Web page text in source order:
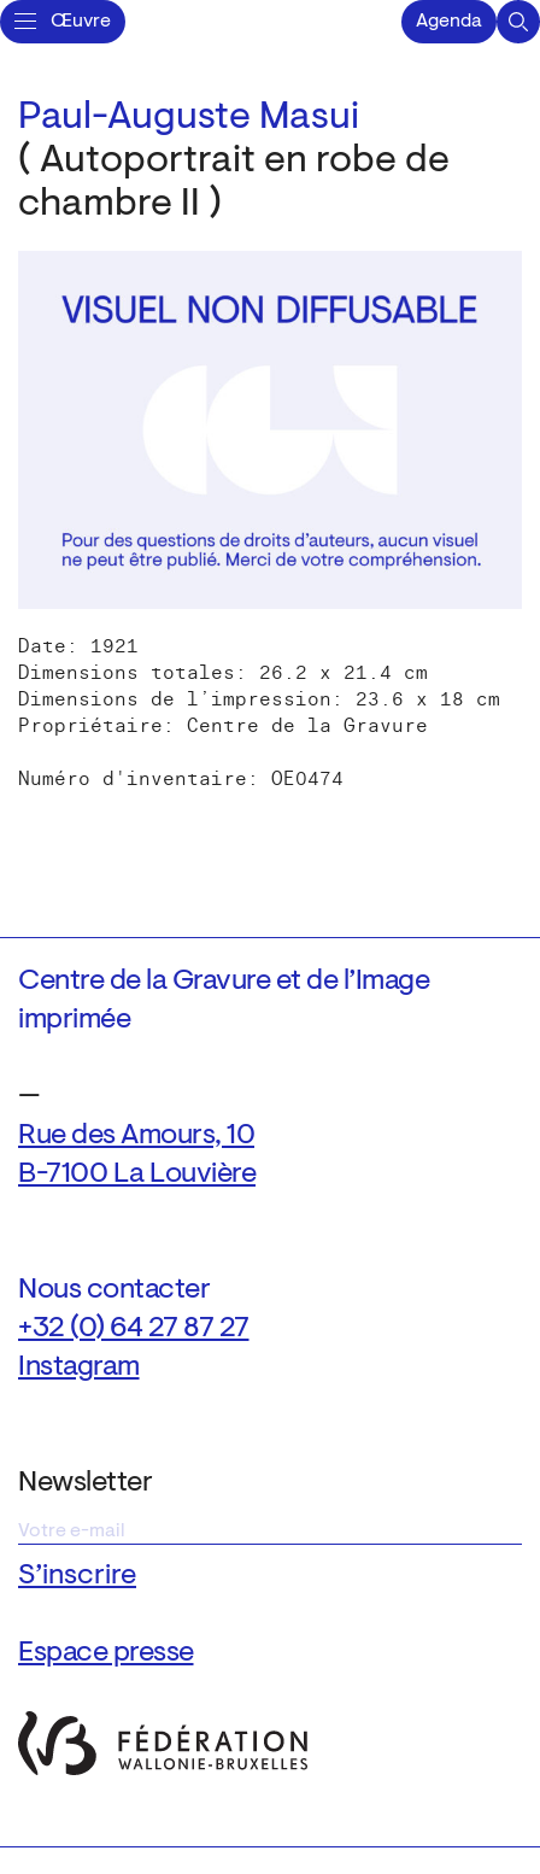
Œuvre Agenda
Paul-Auguste Masui
( Autoportrait en robe de
chambre II )
Date: 1921
Dimensions totales: 26.2 x 21.4 cm
Dimensions de l’impression: 23.6 x 18 cm
Propriétaire: Centre de la Gravure
Numéro d'inventaire: OE0474
Centre de la Gravure et de l’Image
imprimée
—
Rue des Amours, 10
B-7100 La Louvière
Nous contacter
+32 (0) 64 27 87 27
Instagram
Newsletter
Espace presse